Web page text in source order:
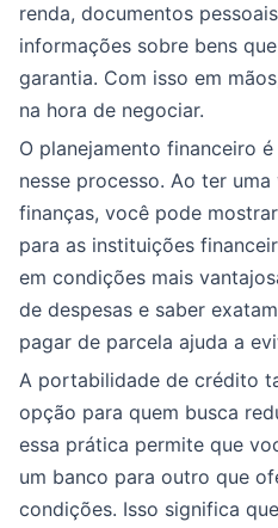
renda, documentos
informações sobre bens
garantia. Com isso em
na hora de negociar.
O planejamento financeiro
nesse processo. Ao ter
finanças, você pode
para as instituições
em condições mais
de despesas e saber
pagar de parcela ajuda a
A portabilidade de crédito
opção para quem busca
essa prática permite que
um banco para outro que
condições. Isso significa